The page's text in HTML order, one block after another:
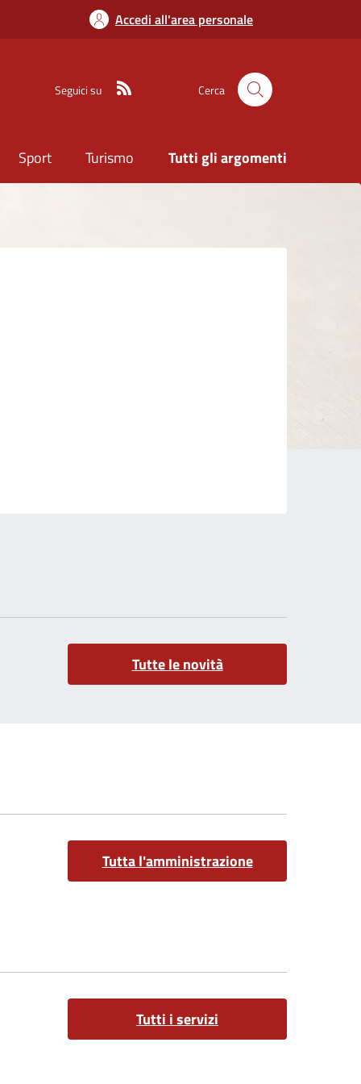
Accedi all'area personale
Seguici su Cerca
Sport Turismo Tutti gli argomenti
Tutte le novità
Tutta l'amministrazione
Tutti i servizi